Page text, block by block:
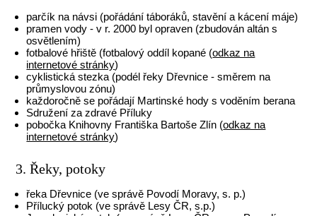
parčík na návsi (pořádání táboráků, stavění a kácení máje)
pramen vody - v r. 2000 byl opraven (zbudován altán s
osvětlením)
fotbalové hřiště (fotbalový oddíl kopané (odkaz na
internetové stránky)
cyklistická stezka (podél řeky Dřevnice - směrem na
průmyslovou zónu)
každoročně se pořádají Martinské hody s voděním berana
Sdružení za zdravé Příluky
pobočka Knihovny Františka Bartoše Zlín (odkaz na
internetové stránky)
3. Řeky, potoky
řeka Dřevnice (ve správě Povodí Moravy, s. p.)
Přílucký potok (ve správě Lesy ČR, s.p.)